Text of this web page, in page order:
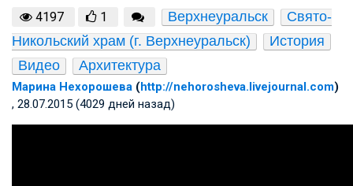
4197 1 Верхнеуральск
Свято-
Никольский храм (г. Верхнеуральск)
История
Видео
Архитектура
Марина Нехорошева (http://nehorosheva.livejournal.com)
, 28.07.2015 (4029 дней назад)